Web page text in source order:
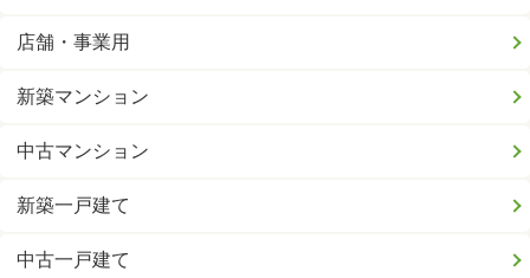
店舗・事業用
新築マンション
中古マンション
新築一戸建て
中古一戸建て